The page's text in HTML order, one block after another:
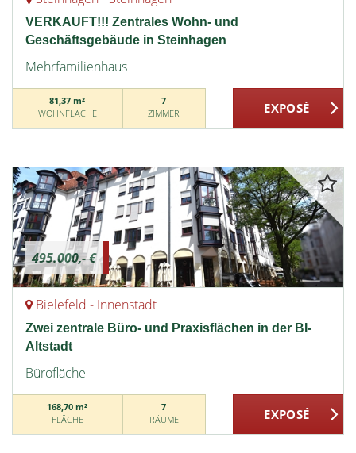
VERKAUFT!!! Zentrales Wohn- und
Geschäftsgebäude in Steinhagen
Mehrfamilienhaus
81,37 m²
WOHNFLÄCHE
7
ZIMMER
495.000,- €
Bielefeld - Innenstadt
Zwei zentrale Büro- und Praxisflächen in der BI-
Altstadt
Bürofläche
168,70 m²
FLÄCHE
7
RÄUME